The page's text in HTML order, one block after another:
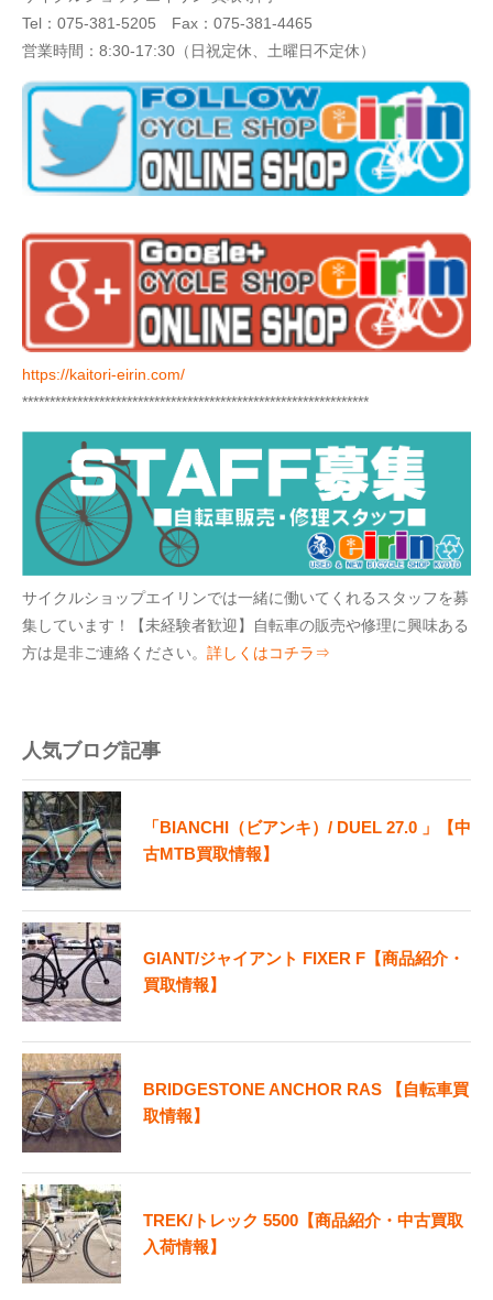
Tel： 075-381-5205 Fax：075-381-4465
営業時間：8:30-17:30（日祝定休、土曜日不定休）
https://kaitori-eirin.com/
***************************************************************
サイクルショップエイリンでは一緒に働いてくれるスタッフを募
集しています！【未経験者歓迎】自転車の販売や修理に興味ある
方は是非ご連絡ください。 詳しくはコチラ⇒
人気ブログ記事
「BIANCHI（ビアンキ）/ DUEL 27.0 」【中
古MTB買取情報】
GIANT/ジャイアント FIXER F【商品紹介・
買取情報】
BRIDGESTONE ANCHOR RAS 【自転車買
取情報】
TREK/トレック 5500【商品紹介・中古買取
入荷情報】